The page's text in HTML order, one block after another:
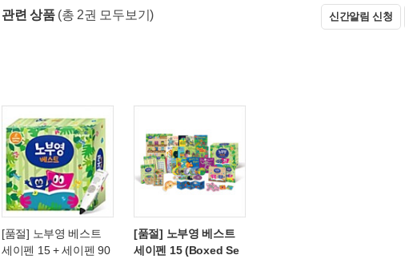
관련 상품 (총 2권 모두보기) 신간알림 신청
[품절] 노부영 베스트
세이펜 15 + 세이펜 90
[품절] 노부영 베스트
세이펜 15 (Boxed Se